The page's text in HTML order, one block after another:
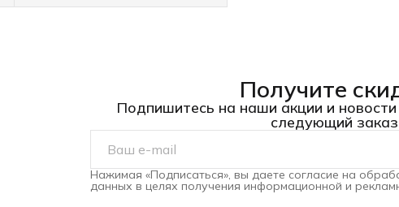
Получите
Подпишитесь на наши акции и новости
следующий заказ
Нажимая «Подписаться», вы даете согласие на
данных в целях получения информационной и